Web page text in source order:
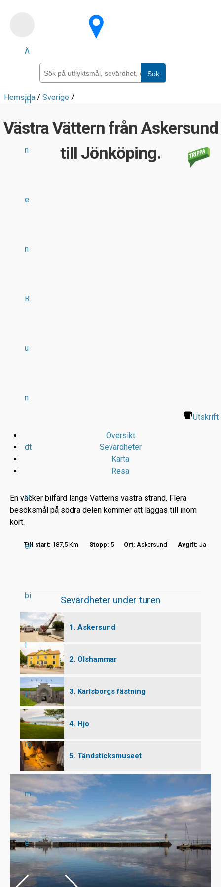
Ä
m
n
e
n
R
u
n
dt
ur
er
bi
l
P
ro
m
e
Sök
Hemsida / Sverige /
Västra Vättern från Askersund
till Jönköping.
Utskrift
Översikt
Sevärdheter
Karta
Resa
En vacker bilfärd längs Vätterns västra strand. Flera
besöksmål på södra delen kommer att läggas till inom
kort.
Till start: 187,5 Km Stopp: 5 Ort: Askersund Avgift: Ja
Sevärdheter under turen
1. Askersund
2. Olshammar
3. Karlsborgs fästning
4. Hjo
5. Tändsticksmuseet